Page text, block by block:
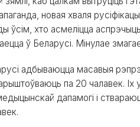
новая хваля
ўсім, хто асмеліцца
ў Беларусі. Мінулае
адбываюцца масавыя
па 20 чалавек.
дапамогі і